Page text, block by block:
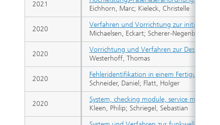
Eichhorn, Marc; Kieleck, Christelle
Verfahren und Vorrichtung zur initialen
Michaelsen, Eckart; Scherer-Negenborn,
Vorrichtung und Verfahren zur
Westerhoff, Thomas
Fehleridentifikation in einem Fertigungs-
Schneider, Daniel; Flatt, Holger
System, checking module, service
Kleen, Philip; Schriegel, Sebastian
2021
2020
2020
2020
2020